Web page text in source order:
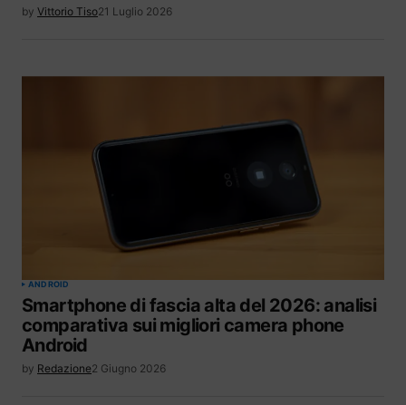
by Vittorio Tiso21 Luglio 2026
ANDROID
Smartphone di fascia alta del 2026: analisi
comparativa sui migliori camera phone
Android
by Redazione2 Giugno 2026